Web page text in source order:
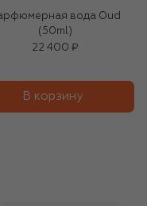
вода Oud
(50ml)
22 400 ₽
В корзину